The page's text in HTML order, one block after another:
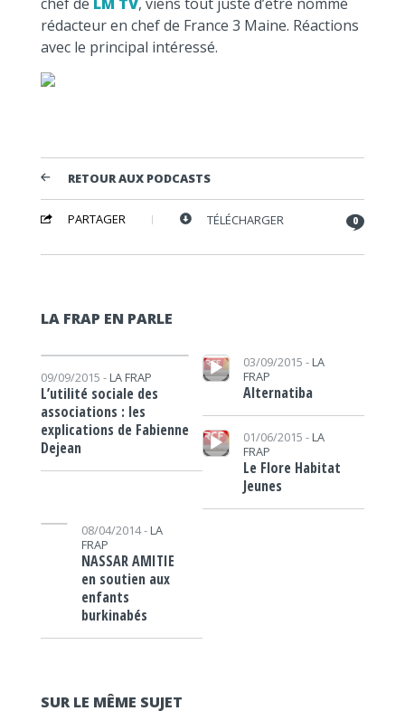
rédacteur en chef de France 3 Maine. Réactions
avec le principal intéressé.
RETOUR AUX PODCASTS
PARTAGER TÉLÉCHARGER 0
LA FRAP EN PARLE
Lecteur audio
09/09/2015 - LA FRAP
L’utilité sociale des
associations : les
explications de Fabienne
Dejean
Lecteur audio 03/09/2015 - LA
FRAP
Alternatiba
Lecteur audio
01/06/2015 - LA
FRAP
Le Flore Habitat
Jeunes
Lecteur audio
08/04/2014 - LA
FRAP
NASSAR AMITIE
en soutien aux
enfants
burkinabés
SUR LE MÊME SUJET